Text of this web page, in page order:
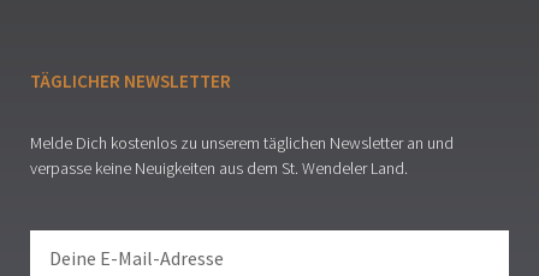
TÄGLICHER NEWSLETTER
Melde Dich kostenlos zu unserem täglichen Newsletter an und
verpasse keine Neuigkeiten aus dem St. Wendeler Land.